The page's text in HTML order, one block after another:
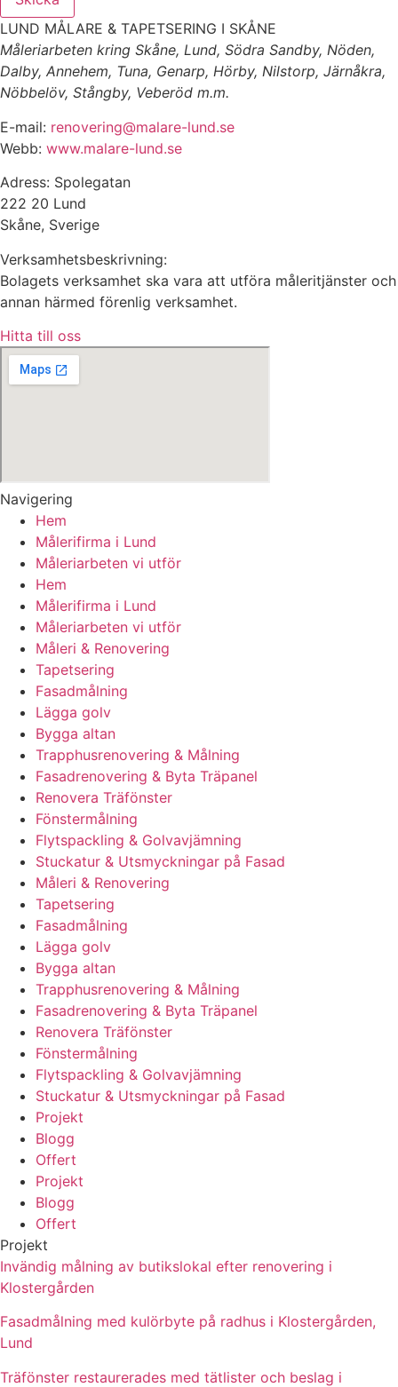
LUND MÅLARE & TAPETSERING I SKÅNE
Måleriarbeten kring Skåne, Lund, Södra Sandby, Nöden,
Dalby, Annehem, Tuna, Genarp, Hörby, Nilstorp, Järnåkra,
Nöbbelöv, Stångby, Veberöd m.m.
E-mail: renovering@malare-lund.se
Webb: www.malare-lund.se
Adress: Spolegatan
222 20 Lund
Skåne, Sverige
Verksamhetsbeskrivning:
Bolagets verksamhet ska vara att utföra måleritjänster och
annan härmed förenlig verksamhet.
Hitta till oss
Navigering
Hem
Målerifirma i Lund
Måleriarbeten vi utför
Hem
Målerifirma i Lund
Måleriarbeten vi utför
Måleri & Renovering
Tapetsering
Fasadmålning
Lägga golv
Bygga altan
Trapphusrenovering & Målning
Fasadrenovering & Byta Träpanel
Renovera Träfönster
Fönstermålning
Flytspackling & Golvavjämning
Stuckatur & Utsmyckningar på Fasad
Måleri & Renovering
Tapetsering
Fasadmålning
Lägga golv
Bygga altan
Trapphusrenovering & Målning
Fasadrenovering & Byta Träpanel
Renovera Träfönster
Fönstermålning
Flytspackling & Golvavjämning
Stuckatur & Utsmyckningar på Fasad
Projekt
Blogg
Offert
Projekt
Blogg
Offert
Projekt
Invändig målning av butikslokal efter renovering i
Klostergården
Fasadmålning med kulörbyte på radhus i Klostergården,
Lund
Träfönster restaurerades med tätlister och beslag i